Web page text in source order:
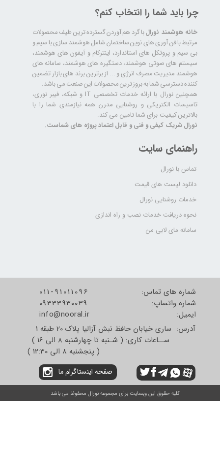
راهنمای سایت
تماس با نورال
دانلود لیست های قیمت
خدمات روشنایی نورال
نحوه دریافت خدمات نصب و راه اندازی
سامانه مای لابی من
چرا باید شما را انتخاب کنم؟
خانه هوشمند نورالبا گرد هم آوردن گسترده ترین طیف محصولات
مرتبط با فن آوری های نوین ساختمان شامل هوشمند سازی با سیم و
بی سیم و پروتکل های استاندارد، اینترکام و آیفون های هوشمند،
سیستم های صوتی هوشمند، دستگیره های هوشمند، سامانه های
هوشمند مدیریت مصرف انرژی و ... از برترین برند های بازار تضمین
کننده دسترسی شما به بروز ترین محصولات این صنعت می باشد.
همچنین نورال با ارائه خدمات تخصصی IT و شبکه، فیبر نوری،
تاسیسات الکتریکی و روشنایی مدرن همه نیازمندی شما را با
بالاترین کیفیت برای شما تامین می کند.
نورال شریک کیفی و فنی و قابل اعتماد پروژه های شماست.
شماره های تماس:
شماره واتساپ:
​​​​​​​ایمیل:
011-91011096
09333930039
info@nooral.ir
آدرس: ساری خیابان حافظ نبش آزالیا پلاک 20 طبقه 1
ســاعات کاری: ( شـنبه تا چهارشنبه 8 الی 16 )
( پنجشنبه 8 الی 12:30 )
صفحه اینستاگرام ما
کلیه حقوق این وبسایت برای مجموعه نورال محفوظ می باشد